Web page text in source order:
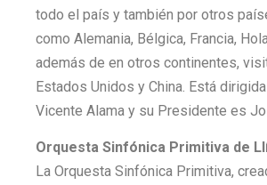
todo el país y también por otros
como Alemania, Bélgica, Francia,
además de en otros continentes,
Estados Unidos y China. Está
Vicente Alama y su Presidente es
Orquesta Sinfónica Primitiva de
La Orquesta Sinfónica Primitiva,